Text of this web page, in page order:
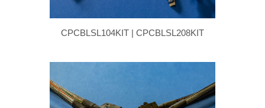
CPCBLSL104KIT | CPCBLSL208KIT